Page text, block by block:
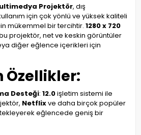
Projektör, dış
için çok yönlü ve yüksek kaliteli
mükemmel bir tercihtir. 1280 x 720
projektör, net ve keskin görüntüler
diğer eğlence içerikleri için
Özellikler:
Desteği: 12.0işletim sistemi ile
Netflixve daha birçok popüler
eğlencede geniş bir